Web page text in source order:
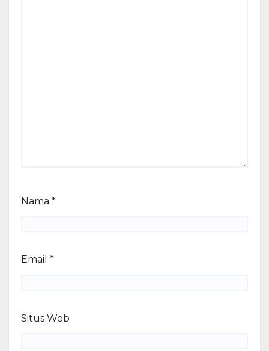
Nama *
Email *
Situs Web